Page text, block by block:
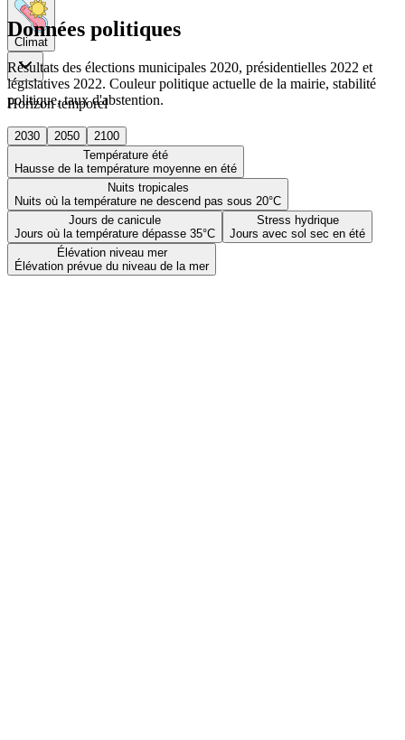
Climat
Horizon temporel
2030 2050
2100
Température été
Hausse de la température moyenne en été
Nuits tropicales
Nuits où la température ne descend pas sous 20°C
Jours de canicule
Jours où la température dépasse 35°C
Stress hydrique
Jours avec sol sec en été
Élévation niveau mer
Élévation prévue du niveau de la mer
Données politiques
Résultats des élections municipales 2020, présidentielles 2022 et
législatives 2022. Couleur politique actuelle de la mairie, stabilité
politique, taux d'abstention.